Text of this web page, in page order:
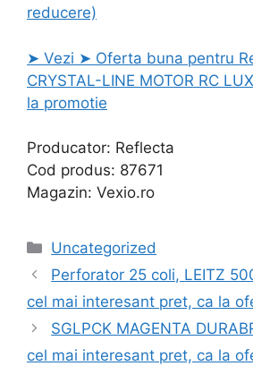
reducere)
➤ Vezi ➤ Oferta buna pentru
CRYSTAL-LINE MOTOR RC
la promotie
Producator: Reflecta
Cod produs: 87671
Magazin: Vexio.ro
Categories
Uncategorized
Perforator 25 coli, LEITZ
cel mai interesant pret, ca la
SGLPCK MAGENTA
cel mai interesant pret, ca la